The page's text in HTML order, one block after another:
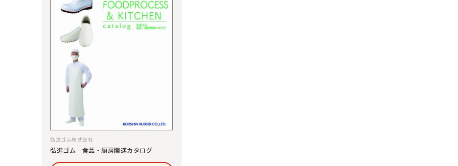
弘進ゴム株式会社
弘進ゴム 食品・厨房関連カタログ